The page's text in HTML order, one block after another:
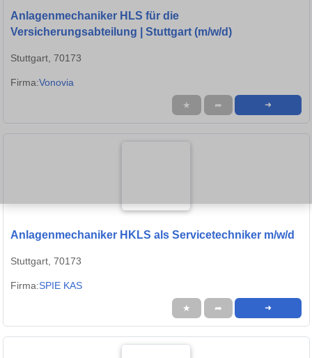
Anlagenmechaniker HLS für die
Versicherungsabteilung | Stuttgart (m/w/d)
Stuttgart, 70173
Firma:Vonovia
★ ➦ ➜
Anlagenmechaniker HKLS als Servicetechniker m/w/d
Stuttgart, 70173
Firma:SPIE KAS
★ ➦ ➜